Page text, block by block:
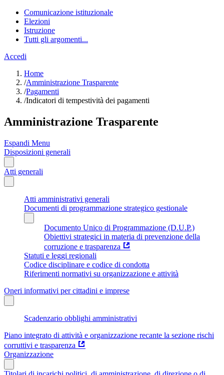
Comunicazione istituzionale
Elezioni
Istruzione
Tutti gli argomenti...
Accedi
Home
/Amministrazione Trasparente
/Pagamenti
/Indicatori di tempestività dei pagamenti
Amministrazione Trasparente
Espandi Menu
Disposizioni generali
Atti generali
Atti amministrativi generali
Documenti di programmazione strategico gestionale
Documento Unico di Programmazione (D.U.P.)
Obiettivi strategici in materia di prevenzione della
corruzione e trasparenza
Statuti e leggi regionali
Codice disciplinare e codice di condotta
Riferimenti normativi su organizzazione e attività
Oneri informativi per cittadini e imprese
Scadenzario obblighi amministrativi
Piano integrato di attività e organizzazione recante la sezione rischi
corruttivi e trasparenza
Organizzazione